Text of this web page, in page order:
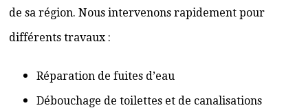
de sa région. Nous intervenons rapidement pour
différents travaux :
Réparation de fuites d’eau
Débouchage de toilettes et de canalisations